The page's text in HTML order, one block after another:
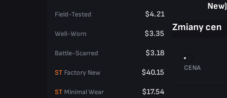
Field-Tested $4.21
Well-Worn $3.35
Battle-Scarred $3.18
ST Factory New $40.15
ST Minimal Wear $17.54
New)
Zmiany cen
CENA